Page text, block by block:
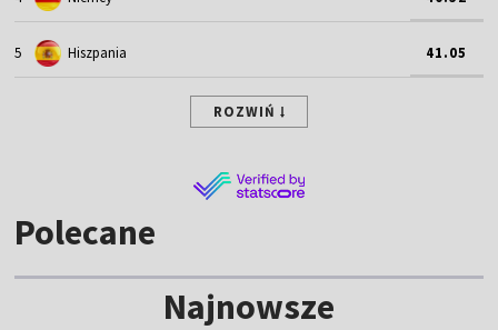
5 Hiszpania 41.05
ROZWIŃ
Polecane
Najnowsze